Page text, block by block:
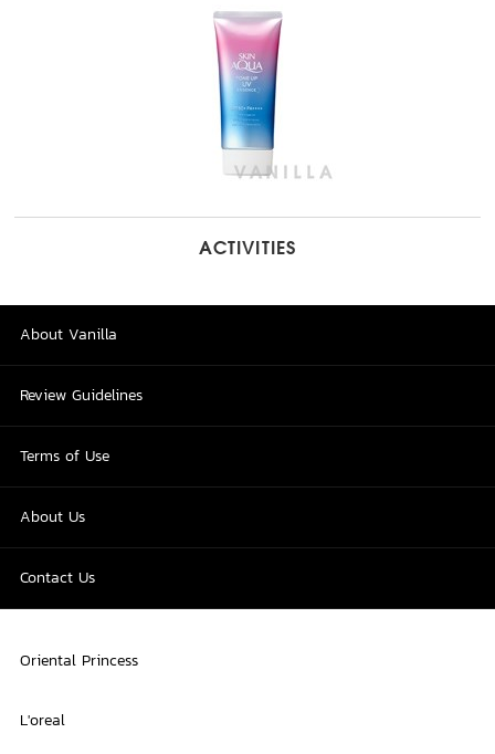
ACTIVITIES
About Vanilla
Review Guidelines
Terms of Use
About Us
Contact Us
Oriental Princess
L'oreal